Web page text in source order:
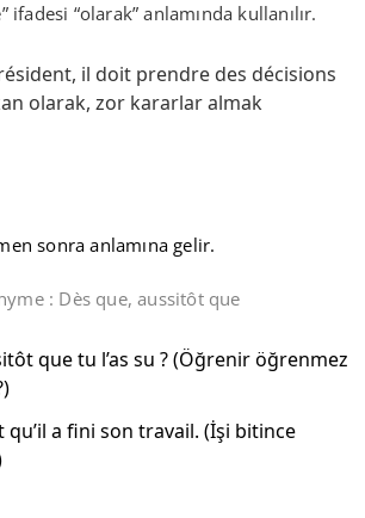
ifadesi “olarak” anlamında kullanılır.
il doit prendre des décisions
olarak, zor kararlar almak
sonra anlamına gelir.
: Dès que, aussitôt que
que tu l’as su ? (Öğrenir öğrenmez
a fini son travail. (İşi bitince